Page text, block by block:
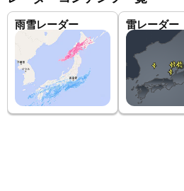
雨雪レーダー 雷レーダー